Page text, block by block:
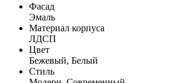
Фасад
Эмаль
Материал корпуса
ЛДСП
Цвет
Бежевый, Белый
Стиль